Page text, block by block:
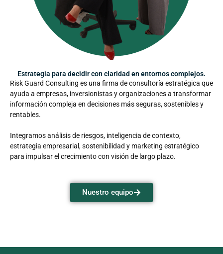
Estrategia para decidir con claridad en entornos complejos.
Risk Guard Consulting es una firma de consultoría estratégica que
ayuda a empresas, inversionistas y organizaciones a transformar
información compleja en decisiones más seguras, sostenibles y
rentables.
Integramos análisis de riesgos, inteligencia de contexto,
estrategia empresarial, sostenibilidad y marketing estratégico
para impulsar el crecimiento con visión de largo plazo.
Nuestro equipo